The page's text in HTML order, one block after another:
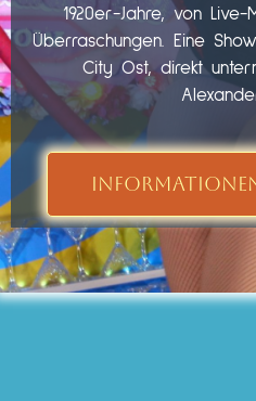
1920er-Jahre, von Live-
Überraschungen. Eine
City Ost, direkt